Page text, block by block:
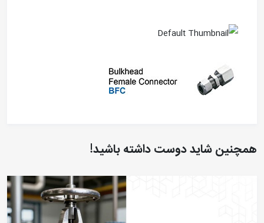
همچنین شاید دوست داشته باشید!